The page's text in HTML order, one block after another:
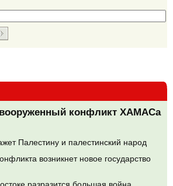
конфликт ХАМАСа
Палестину и палестинский народ
возникнет новое государство